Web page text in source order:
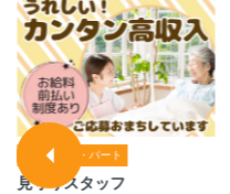
アルバイト・パート
見守りスタッフ